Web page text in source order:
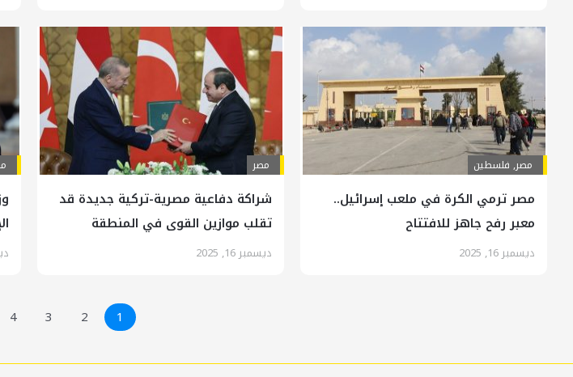
مصر, فلسطين
مصر ترمي الكرة في ملعب إسرائيل..
معبر رفح جاهز للافتتاح
ديسمبر 16, 2025
مصر
شراكة دفاعية مصرية-تركية جديدة قد
تقلب موازين القوى في المنطقة
ديسمبر 16, 2025
1
2
3
4